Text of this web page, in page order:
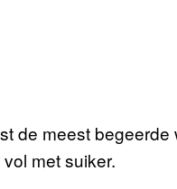
de meest
met suiker.